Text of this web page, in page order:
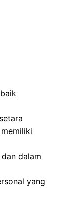
dalam
yang